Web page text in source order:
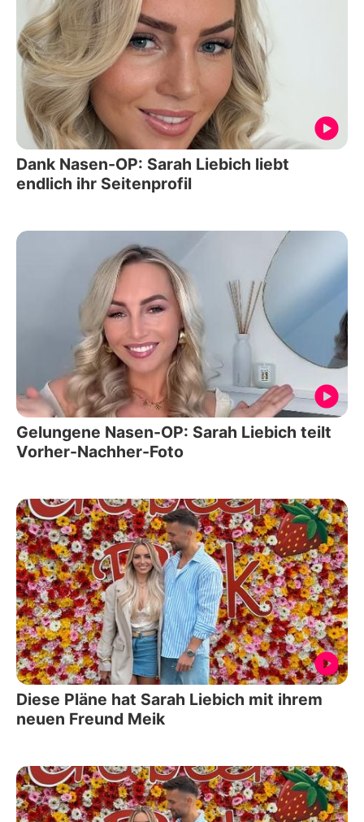
Dank Nasen-OP: Sarah Liebich liebt
endlich ihr Seitenprofil
Gelungene Nasen-OP: Sarah Liebich teilt
Vorher-Nachher-Foto
Diese Pläne hat Sarah Liebich mit ihrem
neuen Freund Meik